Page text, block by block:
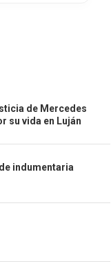
de Mercedes
su vida en Luján
indumentaria